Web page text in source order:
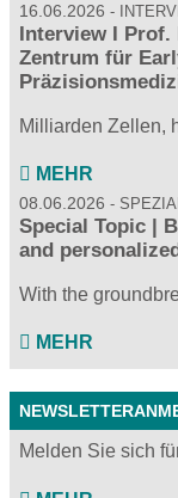
16.06.2026
Interview I
Zentrum für
Milliarden Zellen,
MEHR
08.06.2026
Special Topic |
and
With the
MEHR
Melden Sie sich